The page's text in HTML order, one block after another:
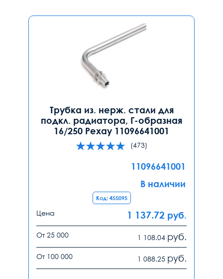
Трубка из. нерж. стали для
подкл. радиатора, Г-образная
16/250 Рехау 11096641001
(473)
11096641001
В наличии
Код: 455095
Цена 1 137.72 руб.
От 25 000 1 108.04 руб.
От 100 000 1 088.25 руб.